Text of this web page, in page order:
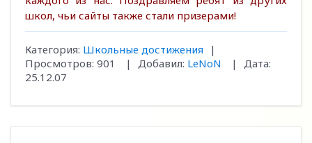
школ, чьи сайты также стали призерами!
Категория: Школьные достижения
|
Просмотров: 901 | Добавил: LeNoN |
Дата:
25.12.07